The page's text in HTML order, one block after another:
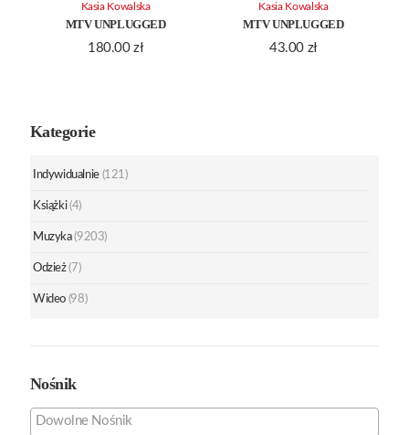
MTV UNPLUGGED
180.00 zł
Kasia Kowalska
MTV UNPLUGGED
43.00 zł
Kasia Kowalska
Kategorie
Indywidualnie (121)
Książki (4)
Muzyka (9203)
Odzież (7)
Wideo (98)
Nośnik